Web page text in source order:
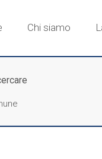
Chi siamo